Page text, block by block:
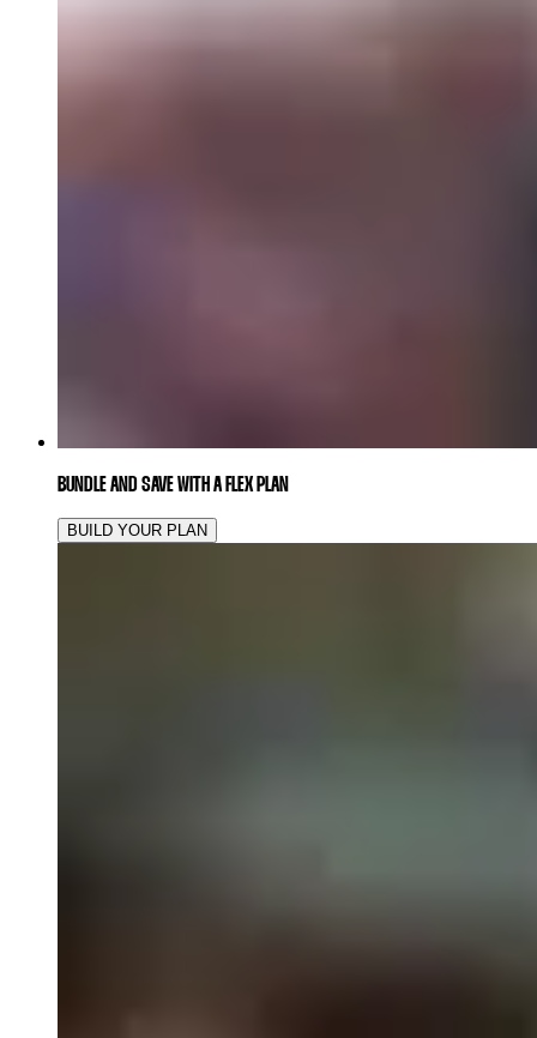
BUNDLE AND SAVE WITH A FLEX PLAN
BUILD YOUR PLAN